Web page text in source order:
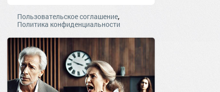
Пользовательское соглашение,
Политика конфиденциальности